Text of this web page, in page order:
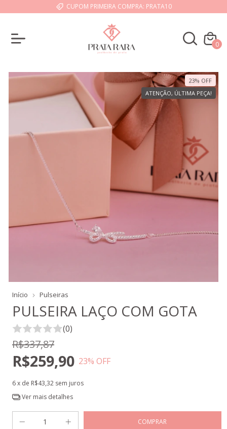
CUPOM PRIMEIRA COMPRA: PRATA10
0
23% OFF
ATENÇÃO, ÚLTIMA PEÇA!
Início Pulseiras
PULSEIRA LAÇO COM GOTA
(0)
R$337,87
R$259,90 23% OFF
6x de R$43,32 sem juros
Ver mais detalhes